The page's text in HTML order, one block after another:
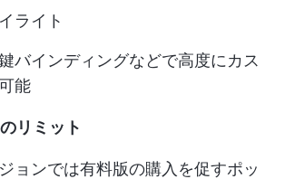
ライト
バインディングなどで高度にカス
能
リミット
ョンでは有料版の購入を促すポッ